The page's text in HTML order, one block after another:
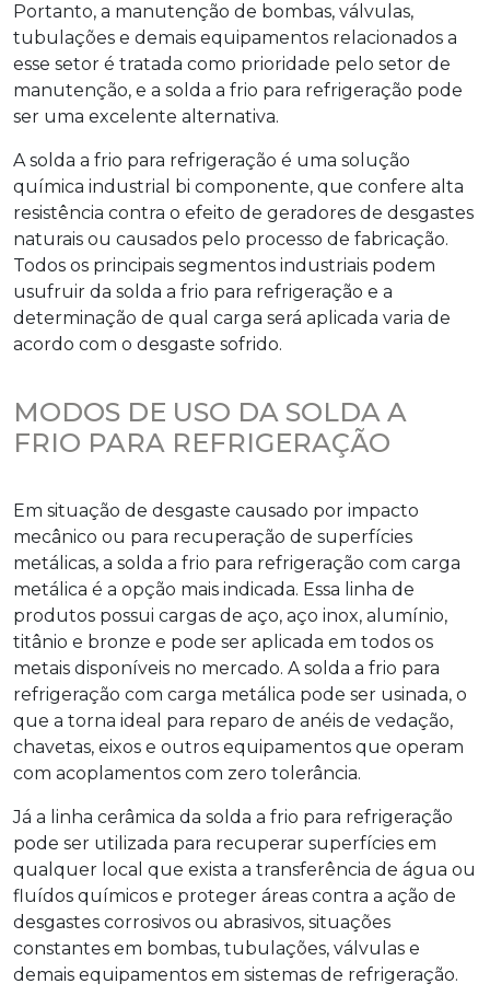
Portanto, a manutenção de bombas, válvulas,
tubulações e demais equipamentos relacionados a
esse setor é tratada como prioridade pelo setor de
manutenção, e a solda a frio para refrigeração pode
ser uma excelente alternativa.
Asolda a frio para refrigeração é uma solução
química industrial bi componente, que confere alta
resistência contra o efeito de geradores de desgastes
naturais ou causados pelo processo de fabricação.
Todos os principais segmentos industriais podem
usufruir da solda a frio para refrigeração e a
determinação de qual carga será aplicada varia de
acordo com o desgaste sofrido.
MODOS DE USO DA SOLDA A
FRIO PARA REFRIGERAÇÃO
Em situação de desgaste causado por impacto
mecânico ou para recuperação de superfícies
metálicas, a solda a frio para refrigeração com carga
metálica é a opção mais indicada. Essa linha de
produtos possui cargas de aço, aço inox, alumínio,
titânio e bronze e pode ser aplicada em todos os
metais disponíveis no mercado. Asolda a frio para
refrigeração com carga metálica pode ser usinada, o
que a torna ideal para reparo de anéis de vedação,
chavetas, eixos e outros equipamentos que operam
com acoplamentos com zero tolerância.
Já a linha cerâmica da solda a frio para refrigeração
pode ser utilizada para recuperar superfícies em
qualquer local que exista a transferência de água ou
fluídos químicos e proteger áreas contra a ação de
desgastes corrosivos ou abrasivos, situações
constantes em bombas, tubulações, válvulas e
demais equipamentos em sistemas de refrigeração.